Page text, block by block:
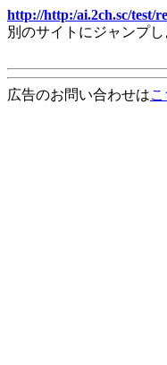
http://http:/ai.2ch.sc/test/
別のサイトにジャンプ
広告のお問い合わせは